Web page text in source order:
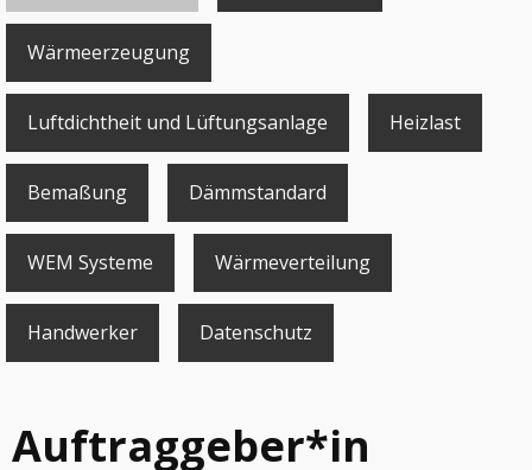
Wärmeerzeugung
Luftdichtheit und Lüftungsanlage Heizlast
Bemaßung Dämmstandard
WEM Systeme Wärmeverteilung
Handwerker Datenschutz
Auftraggeber*in